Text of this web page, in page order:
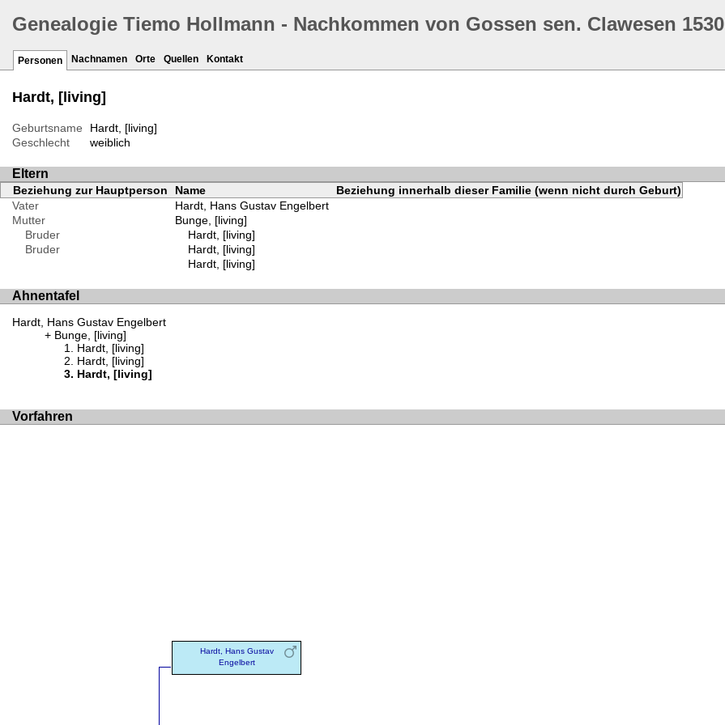
Genealogie Tiemo Hollmann - Nachkommen von Gossen sen. Clawesen 1530
Personen Nachnamen Orte Quellen Kontakt
Hardt, [living]
Geburtsname
Hardt, [living]
Geschlecht
weiblich
Eltern
Beziehung zur Hauptperson Name
Beziehung innerhalb dieser Familie (wenn nicht durch Geburt)
Vater
Hardt, Hans Gustav Engelbert
Mutter
Bunge, [living]
Bruder
Hardt, [living]
Bruder
Hardt, [living]
Hardt, [living]
Ahnentafel
Hardt, Hans Gustav Engelbert
Bunge, [living]
Hardt, [living]
Hardt, [living]
Hardt, [living]
Vorfahren
Hardt, Hans Gustav
Engelbert